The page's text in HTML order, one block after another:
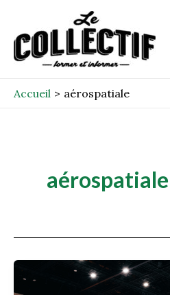
contenu
Accueil aérospatiale
aérospatiale